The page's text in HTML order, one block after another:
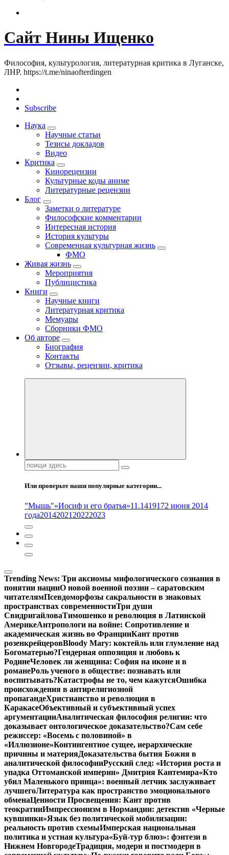
Сайт Нины Ищенко
Философия, культурология, литературная критика в Луганске,
ЛНР. https://t.me/ninaofterdingen
Subscribe
Наука
Научные статьи
Тезисы докладов
Видео
Критика
Кинорецензии
Культурные коды аниме
Литературные рецензии
Блог
Заметки о литературе
Философские комментарии
Интересная история
История культуры
Современная культурная жизнь
ФМО
Живая жизнь
Мероприятия
Публицистика
Книги
Научные книги
Литературная критика
Мемуары
Сборники ФМО
Об авторе
Биография
Контакты
Отзывы, рецензии, критика
Поиск:
Или проверьте наши популярные категории...
"Мышь"«Иосиф и его братья»11.1419172 июня 2014
года20142021 20222023
Trending News: Три аксиомы мифологического сознания в
понятии нацииО новой военной поэзии – саратовским
читателямПсевдоморфозы сакральности в знаковых
пространствах современностиТри души
СвидригайловаТимошенко и революция в Латинской
АмерикеАнтропологи на войне: Сопротивление и
академическая жизнь во ФранцииКант против
розенкрейцеровBloody Mary: коктейль или глумление над
Богоматерью?Гендерная оппозиция и любовь к
РодинеЧеловек ли женщина: София на иконе и в
романеРоль ученого в обществе: познавать или
воспитывать?Катастрофы не то, чем кажутсяОшибка
происхождения в антирелигиозной
пропагандеХристианство и революция в
КаракасеОбъективный и субъективный успех
аргументацииАналитическая философия религии: что
доказывает онтологическое доказательство?Сам себе
режиссер: «Восемь с половиной» в
«Иллюзионе»Контингентное сущее, иерархические
причины и материяДоказательства бытия Божия в
аналитической философииРусский след: «История роста и
упадка Оттоманской империи» Дмитрия Кантемира«Кто
убил Маленького принца»: военный летчик заслуживает
лучшегоЛитература как пространство эмоционального
обменаЦенности Просвещения: Кант против
теократииИмпрессионизм в Нормандии: детектив «Черные
кувшинки»Язык без политической мобилизации:
реальность против схемыИмперская национальная
политика и устная культура«Буй-тур блюз»: фэнтези в
Нижнем НовгородеТрадиция, модерн и постмодерн в